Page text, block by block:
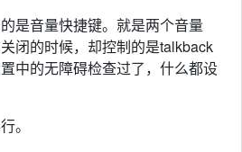
是音量快捷键。就是两个音量
闭的时候，却控制的是talkback
中的无障碍检查过了，什么都设
。